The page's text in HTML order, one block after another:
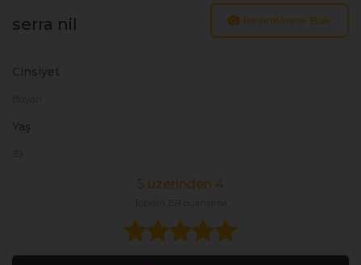
serra nil Resimlerine Bak
Cinsiyet
Yaş
5 üzerinden 4